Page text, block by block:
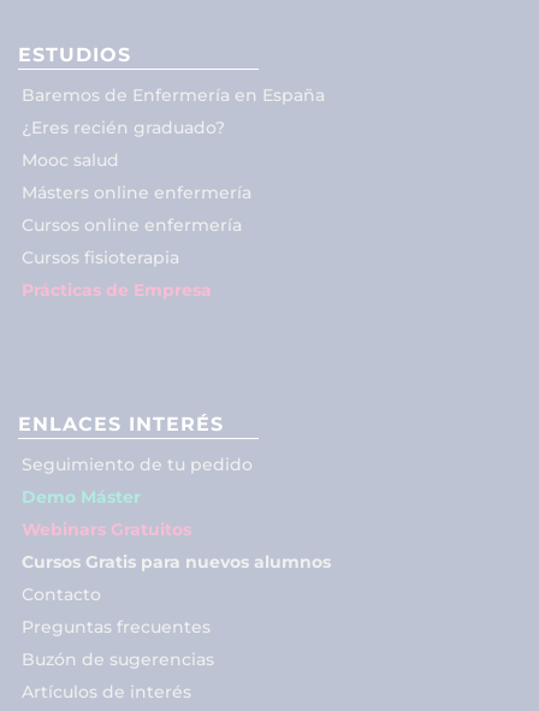
ESTUDIOS
Baremos de Enfermería en España
¿Eres recién graduado?
Mooc salud
Másters online enfermería
Cursos online enfermería
Cursos fisioterapia
Prácticas de Empresa
ENLACES INTERÉS
Seguimiento de tu pedido
Demo Máster
Webinars Gratuitos
Cursos Gratis para nuevos alumnos
Contacto
Preguntas frecuentes
Buzón de sugerencias
Artículos de interés